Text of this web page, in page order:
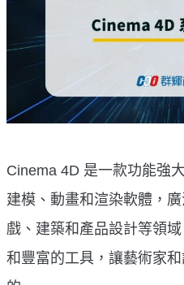
Cinema 4D 是一款功能強
建模、動畫和渲染軟體，
戲、建築和產品設計等領
和豐富的工具，讓藝術家